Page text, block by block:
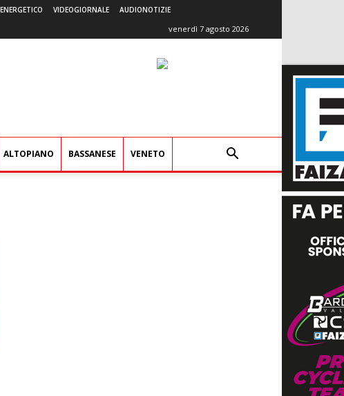
VIDEOGIORNALE AUDIONOTIZIE
venerdì 7 agosto 2026
ALTOPIANO BASSANESE VENETO